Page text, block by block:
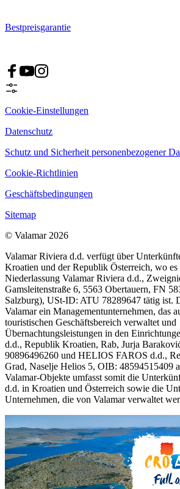
Bestpreisgarantie
Cookie-Einstellungen
Datenschutz
Schutz und Sicherheit personenbezogener
Cookie-Richtlinien
Geschäftsbedingungen
Sitemap
© Valamar 2026
Valamar Riviera d.d. verfügt über
Kroatien und der Republik Österreich, wo es
Niederlassung Valamar Riviera d.d.,
Gamsleitenstraße 6, 5563 Obertauern, FN
Salzburg), USt-ID: ATU 78289647 tätig ist.
Valamar ein Managementunternehmen, das
touristischen Geschäftsbereich verwaltet und
Übernachtungsleistungen in den
d.d., Republik Kroatien, Rab, Jurja
90896496260 und HELIOS FAROS d.d.,
Grad, Naselje Helios 5, OIB: 48594515409
Valamar-Objekte umfasst somit die
d.d. in Kroatien und Österreich sowie die
Unternehmen, die von Valamar verwaltet